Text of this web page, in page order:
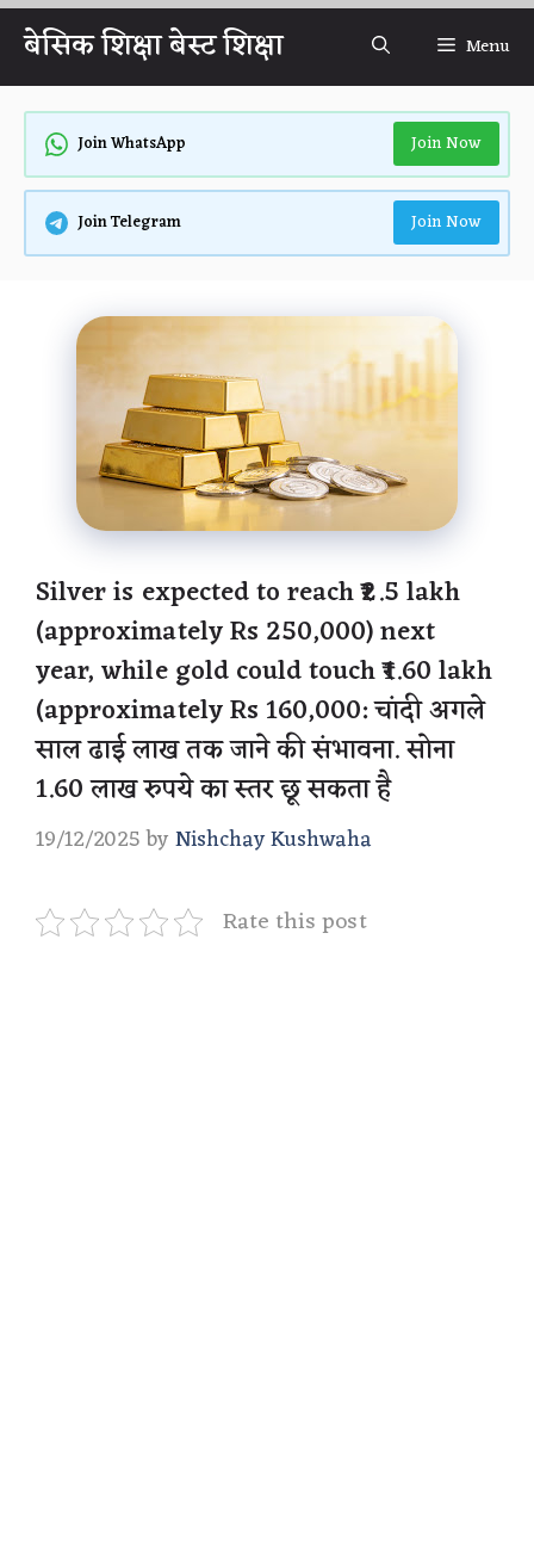
Skip
content
बेसिक शिक्षा बेस्ट शिक्षा Menu
Join WhatsApp Join Now
Join Telegram Join Now
Silver is expected to reach ₹2.5 lakh
(approximately Rs 250,000) next
year, while gold could touch ₹1.60 lakh
(approximately Rs 160,000: चांदी अगले
साल ढाई लाख तक जाने की संभावना. सोना
1.60 लाख रुपये का स्तर छू सकता है
19/12/2025 byNishchay Kushwaha
Rate this post